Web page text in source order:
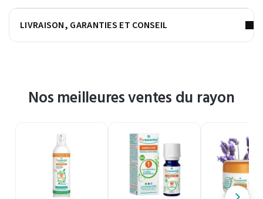
LIVRAISON, GARANTIES ET CONSEIL
Nos meilleures ventes du rayon